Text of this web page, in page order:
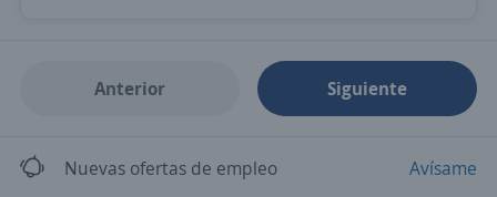
Anterior Siguiente
Nuevas ofertas de empleo Avísame